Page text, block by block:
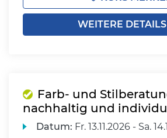
WEITERE DETAILS
Farb- und
nachhaltig und
Datum: Fr. 13.11.2026 - Sa.